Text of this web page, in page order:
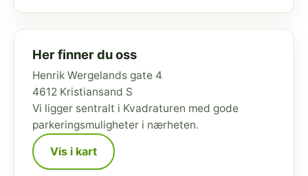
Her finner du oss
Henrik Wergelands gate 4
4612 Kristiansand S
Vi ligger sentralt i Kvadraturen med gode
parkeringsmuligheter i nærheten.
Vis i kart